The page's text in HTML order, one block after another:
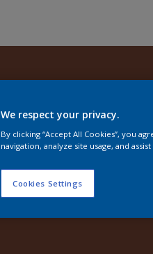
We respect your privacy.
By clicking “Accept All Cookies”, you
navigation, analyze site usage, and
Cookies Settings